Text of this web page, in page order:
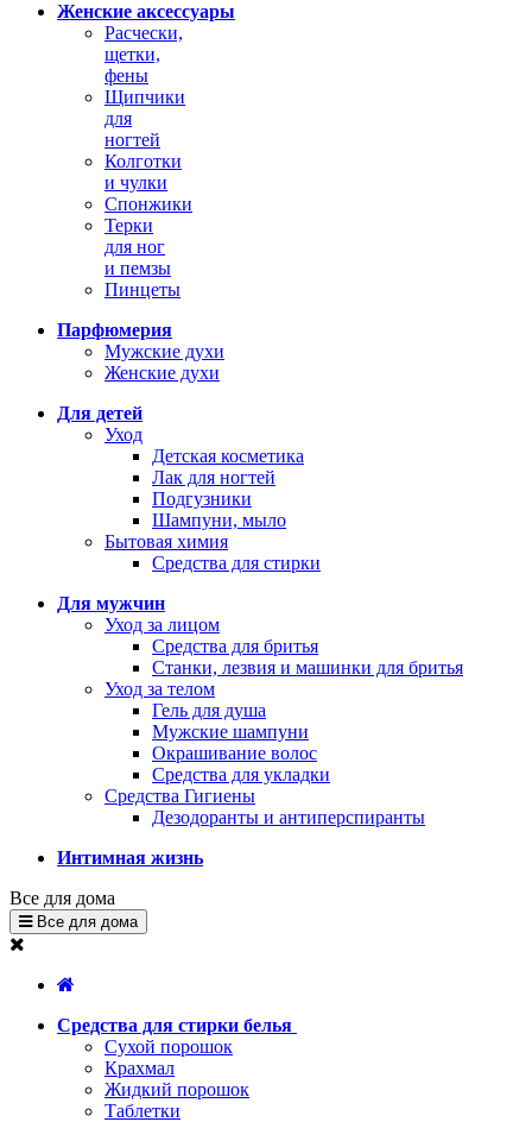
Женские аксессуары
Расчески,
щетки,
фены
Щипчики
для
ногтей
Колготки
и чулки
Спонжики
Терки
для ног
и пемзы
Пинцеты
Парфюмерия
Мужские духи
Женские духи
Для детей
Уход
Детская косметика
Лак для ногтей
Подгузники
Шампуни, мыло
Бытовая химия
Средства для стирки
Для мужчин
Уход за лицом
Средства для бритья
Станки, лезвия и машинки для бритья
Уход за телом
Гель для душа
Мужские шампуни
Окрашивание волос
Средства для укладки
Средства Гигиены
Дезодоранты и антиперспиранты
Интимная жизнь
Все для дома
Все для дома
Средства для стирки белья
Сухой порошок
Крахмал
Жидкий порошок
Таблетки